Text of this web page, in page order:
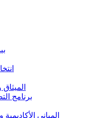
برنامج
المباني